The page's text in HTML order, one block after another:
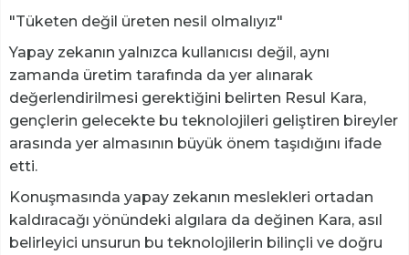
"Tüketen değil üreten nesil olmalıyız"
Yapay zekanın yalnızca kullanıcısı değil, aynı
zamanda üretim tarafında da yer alınarak
değerlendirilmesi gerektiğini belirten Resul Kara,
gençlerin gelecekte bu teknolojileri geliştiren bireyler
arasında yer almasının büyük önem taşıdığını ifade
etti.
Konuşmasında yapay zekanın meslekleri ortadan
kaldıracağı yönündeki algılara da değinen Kara, asıl
belirleyici unsurun bu teknolojilerin bilinçli ve doğru